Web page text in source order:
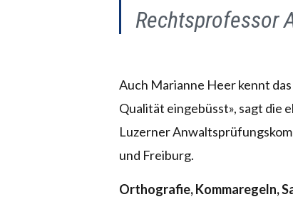
Rechtsprofessor
Auch Marianne Heer kennt
Qualität eingebüsst», sagt die
Luzerner
und Freiburg.
Orthografie, Kommaregeln,